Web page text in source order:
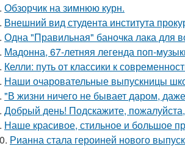
Обзорчик на зимнюю курн.
Внешний вид студента института
Одна "Правильная" баночка лака для
Мадонна, 67-летняя легенда поп-
Келли: путь от классики к
Наши очаровательные выпускницы
"В жизни ничего не бывает даром,
Добрый день! Подскажите,
Наше красивое, стильное и большое
Рианна стала героиней нового